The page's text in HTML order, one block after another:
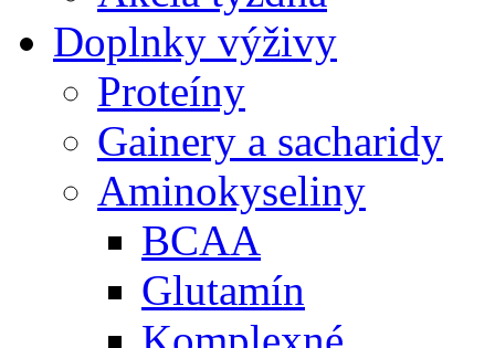
Doplnky výživy
Proteíny
Gainery a sacharidy
Aminokyseliny
BCAA
Glutamín